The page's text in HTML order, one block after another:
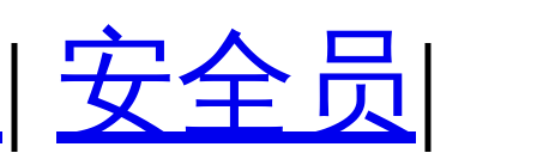
| 安全员|